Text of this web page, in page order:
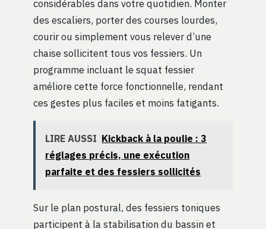
considérables dans votre quotidien. Monter
des escaliers, porter des courses lourdes,
courir ou simplement vous relever d’une
chaise sollicitent tous vos fessiers. Un
programme incluant le squat fessier
améliore cette force fonctionnelle, rendant
ces gestes plus faciles et moins fatigants.
LIRE AUSSI Kickback à la poulie : 3
réglages précis, une exécution
parfaite et des fessiers sollicités
Sur le plan postural, des fessiers toniques
participent à la stabilisation du bassin et